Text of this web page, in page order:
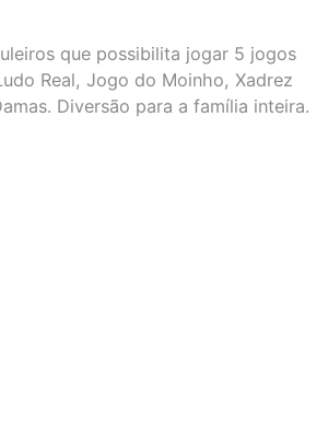
que possibilita jogar 5 jogos
Real, Jogo do Moinho, Xadrez
Diversão para a família inteira.